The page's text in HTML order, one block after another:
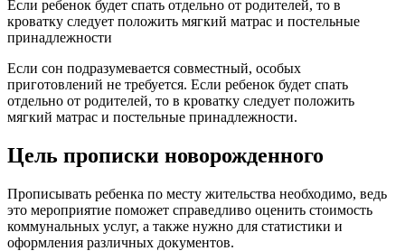
Если ребенок будет спать отдельно от родителей, то в
кроватку следует положить мягкий матрас и постельные
принадлежности
Если сон подразумевается совместный, особых
приготовлений не требуется. Если ребенок будет спать
отдельно от родителей, то в кроватку следует положить
мягкий матрас и постельные принадлежности.
Цель прописки новорожденного
Прописывать ребенка по месту жительства необходимо, ведь
это мероприятие поможет справедливо оценить стоимость
коммунальных услуг, а также нужно для статистики и
оформления различных документов.